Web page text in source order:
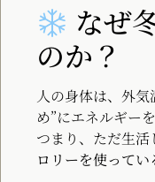
なぜ
のか？
人の身体は、外
め”にエネルギー
つまり、ただ生活
ロリーを使ってい